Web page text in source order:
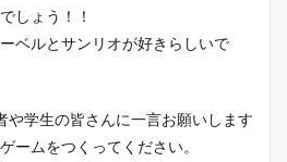
しょう！！
ベルとサンリオが好きらしいで
や学生の皆さんに一言お願いします
ームをつくってください。